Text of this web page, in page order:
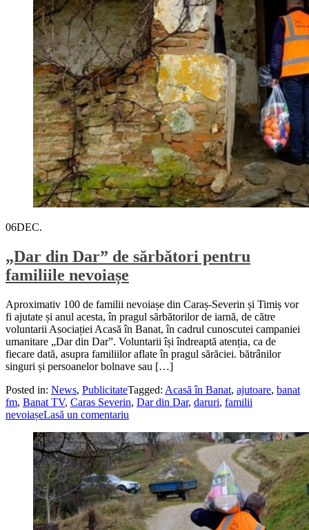
06DEC.
„Dar din Dar” de sărbători pentru
familiile nevoiașe
Aproximativ 100 de familii nevoiașe din Caraș-Severin și Timiș vor
fi ajutate și anul acesta, în pragul sărbătorilor de iarnă, de către
voluntarii Asociației Acasă în Banat, în cadrul cunoscutei campaniei
umanitare „Dar din Dar”. Voluntarii își îndreaptă atenția, ca de
fiecare dată, asupra familiilor aflate în pragul sărăciei. bătrânilor
singuri și persoanelor bolnave sau […]
Posted in: News, PublicitateTagged: Acasă în Banat, ajutoare, banat
fm, Banat TV, Caras Severin, Dar din Dar, daruri, familii
nevoiașeLasă un comentariu